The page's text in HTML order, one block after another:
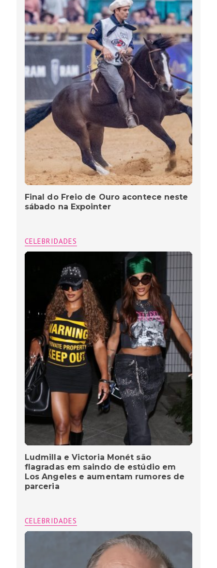
Final do Freio de Ouro acontece neste
sábado na Expointer
CELEBRIDADES
Ludmilla e Victoria Monét são
flagradas em saindo de estúdio em
Los Angeles e aumentam rumores de
parceria
CELEBRIDADES